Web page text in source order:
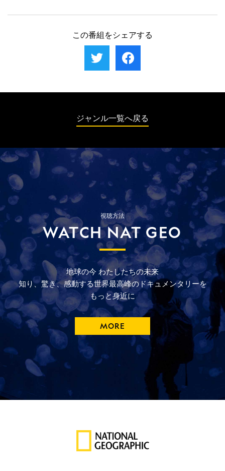
具店に運ばれたシンリンコブラ、整備士の道具に潜り込んだステ
ィレットスネーク、屋根裏のブラックマンバを捕獲する。
はいないアフリカニシキヘビだった。サイモンとカメラマンだけ
が床下に入り、男性の手が入らないほど狭い穴の向こうにヘビを
発見する。結局、スージーも床下に潜ることになった。その他、
物置のブラックマンバ、ゴミ袋の下にいたナイトアダー、車の下
この番組をシェアする
ジャンル一覧へ戻る
視聴方法
WATCH NAT GEO
地球の今 わたしたちの未来
知り、驚き、感動する世界最高峰のドキュメンタリーを
もっと身近に
MORE